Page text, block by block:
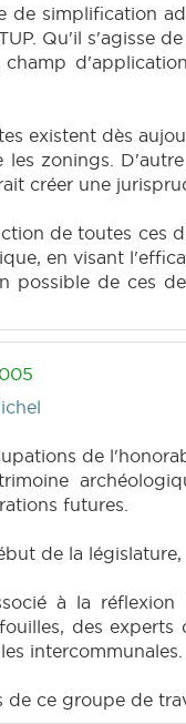
de simplification
Qu'il s'agisse
existent dès
les zonings.
créer une
de toutes ces
en visant
possible de ces
de
futures.
de la
à la
des
intercommunales.
de ce groupe de